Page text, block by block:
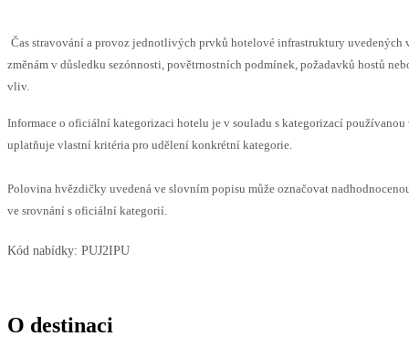
Čas stravování a provoz jednotlivých prvků hotelové infrastruktury uvedených
změnám v důsledku sezónnosti, povětrnostních podmínek, požadavků hostů
vliv.
Informace o oficiální kategorizaci hotelu je v souladu s kategorizací používanou
uplatňuje vlastní kritéria pro udělení konkrétní kategorie.
Polovina hvězdičky uvedená ve slovním popisu může označovat
ve srovnání s oficiální kategorií.
Kód nabídky: PUJ2IPU
O destinaci